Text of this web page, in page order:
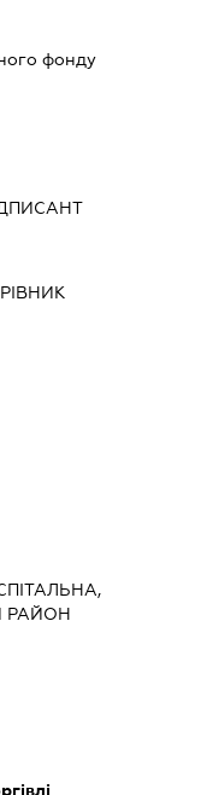
фонду
РАЙОН